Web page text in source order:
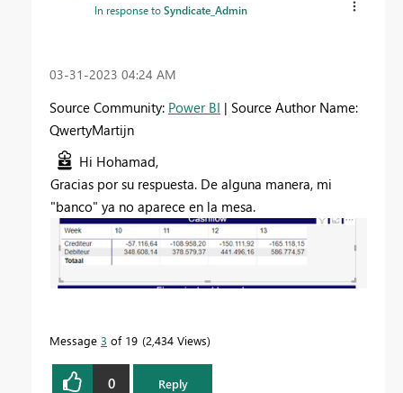
In response toSyndicate_Admin
‎03-31-2023 04:24 AM
Source Community: Power BI | Source Author Name:
QwertyMartijn
Hi Hohamad,
Gracias por su respuesta. De alguna manera, mi
"banco" ya no aparece en la mesa.
Message 3 of 19 2,434 Views
0 Reply